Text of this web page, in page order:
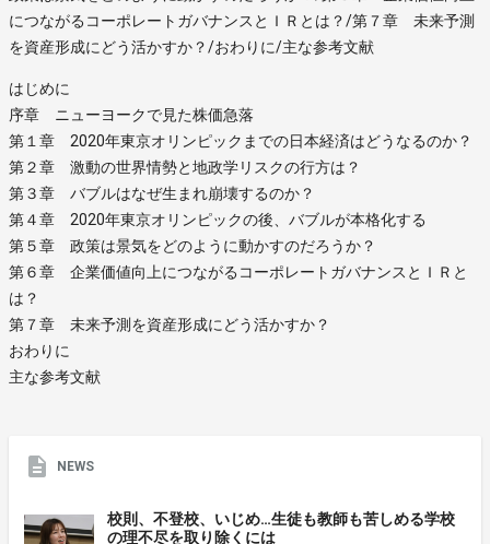
につながるコーポレートガバナンスとＩＲとは？/第７章 未来予測
を資産形成にどう活かすか？/おわりに/主な参考文献
はじめに
序章 ニューヨークで見た株価急落
第１章 2020年東京オリンピックまでの日本経済はどうなるのか？
第２章 激動の世界情勢と地政学リスクの行方は？
第３章 バブルはなぜ生まれ崩壊するのか？
第４章 2020年東京オリンピックの後、バブルが本格化する
第５章 政策は景気をどのように動かすのだろうか？
第６章 企業価値向上につながるコーポレートガバナンスとＩＲと
は？
第７章 未来予測を資産形成にどう活かすか？
おわりに
主な参考文献
NEWS
校則、不登校、いじめ…生徒も教師も苦しめる学校
の理不尽を取り除くには